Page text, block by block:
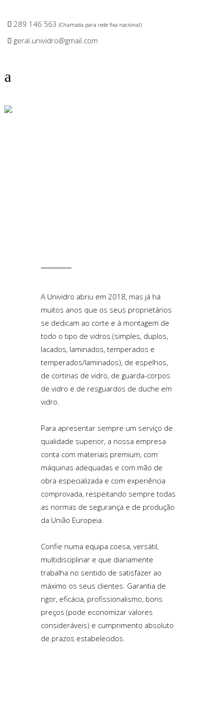
289 146 563 (Chamada para rede fixa nacional)
geral.unividro@gmail.com
A Unividro abriu em 2018, mas já há
muitos anos que os seus proprietários
se dedicam ao corte e à montagem de
todo o tipo de vidros (simples, duplos,
lacados, laminados, temperados e
temperados/laminados), de espelhos,
de cortinas de vidro, de guarda-corpos
de vidro e de resguardos de duche em
vidro
Para apresentar sempre um serviço de
qualidade superior, a nossa empresa
conta com materiais premium, com
máquinas adequadas e com mão de
obra especializada e com experiência
comprovada, respeitando sempre todas
as normas de segurança e de produção
da União Europeia.
Confie numa equipa coesa, versátil,
multidisciplinar e que diariamente
trabalha no sentido de satisfazer ao
máximo os seus clientes. Garantia de
rigor, eficácia, profissionalismo, bons
preços (pode economizar valores
consideráveis) e cumprimento absoluto
de prazos estabelecidos.